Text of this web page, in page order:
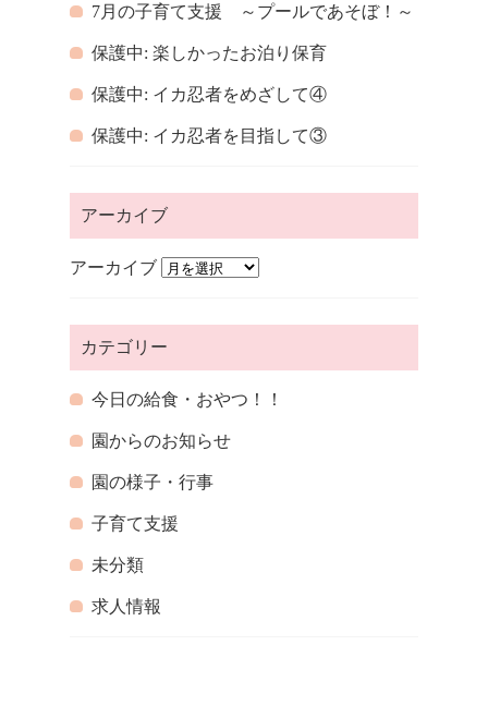
7月の子育て支援 ～プールであそぼ！～
保護中: 楽しかったお泊り保育
保護中: イカ忍者をめざして④
保護中: イカ忍者を目指して③
アーカイブ
アーカイブ
カテゴリー
今日の給食・おやつ！！
園からのお知らせ
園の様子・行事
子育て支援
未分類
求人情報